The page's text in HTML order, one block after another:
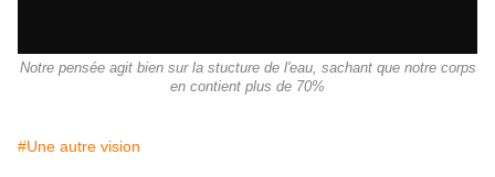
Notre pensée agit bien sur la stucture de l'eau, sachant que notre corps
en contient plus de 70%
#Une autre vision